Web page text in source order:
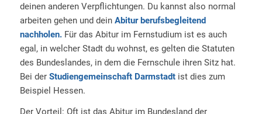
deinen anderen Verpflichtungen. Du kannst also normal
arbeiten gehen und deinAbitur berufsbegleitend
nachholen.Für das Abitur im Fernstudium ist es auch
egal, in welcher Stadt du wohnst, es gelten die Statuten
des Bundeslandes, in dem die Fernschule ihren Sitz hat.
Bei der Studiengemeinschaft Darmstadtist dies zum
Beispiel Hessen.